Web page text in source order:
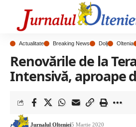
Actualitate Breaking News Dolj Oltenia
Renovările de la
Intensivă, aproape
Jurnalul Olteniei5 Martie 2020